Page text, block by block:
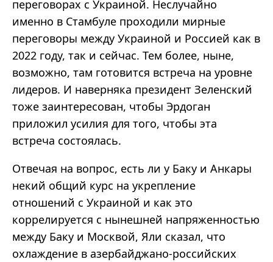
переговорах с Украиной. Неслучайно
именно в Стамбуле проходили мирные
переговоры между Украиной и Россией как в
2022 году, так и сейчас. Тем более, ныне,
возможно, там готовится встреча на уровне
лидеров. И наверняка президент Зеленский
тоже заинтересован, чтобы Эрдоган
приложил усилия для того, чтобы эта
встреча состоялась.
Отвечая на вопрос, есть ли у Баку и Анкары
некий общий курс на укрепление
отношений с Украиной и как это
коррелируется с нынешней напряженностью
между Баку и Москвой, Яли сказал, что
охлаждение в азербайджано-российских